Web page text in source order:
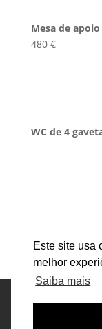
Este site usa
melhor
Saiba mais
Mesa de apoio
480 €
WC de 4